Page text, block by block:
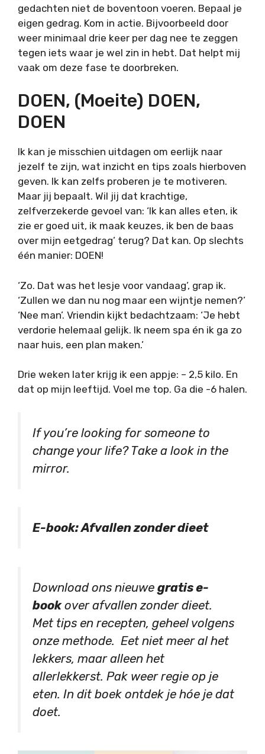
gedachten niet de boventoon voeren. Bepaal je
eigen gedrag. Kom in actie. Bijvoorbeeld door
weer minimaal drie keer per dag nee te zeggen
tegen iets waar je wel zin in hebt. Dat helpt mij
vaak om deze fase te doorbreken.
DOEN, (moeite) DOEN,
DOEN
Ik kan je misschien uitdagen om eerlijk naar
jezelf te zijn, wat inzicht en tips zoals hierboven
geven. Ik kan zelfs proberen je te motiveren.
Maar jij bepaalt. Wil jij dat krachtige,
zelfverzekerde gevoel van: ‘Ik kan alles eten, ik
zie er goed uit, ik maak keuzes, ik ben de baas
over mijn eetgedrag’ terug? Dat kan. Op slechts
één manier: DOEN!
‘Zo. Dat was het lesje voor vandaag’, grap ik.
‘Zullen we dan nu nog maar een wijntje nemen?’
‘Nee man’. Vriendin kijkt bedachtzaam: ‘Je hebt
verdorie helemaal gelijk. Ik neem spa én ik ga zo
naar huis, een plan maken.’
Drie weken later krijg ik een appje: – 2,5 kilo. En
dat op mijn leeftijd. Voel me top. Ga die -6 halen.
If you’re looking for someone to
change your life? Take a look in the
mirror.
E-book: Afvallen zonder dieet
Download ons nieuwe gratis e-
bookover afvallen zonder dieet.
Met tips en recepten, geheel volgens
onze methode. Eet niet meer al het
lekkers, maar alleen het
allerlekkerst. Pak weer regie op je
eten. In dit boek ontdek je hóe je dat
doet.